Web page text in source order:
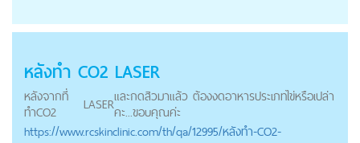
หลังทำ CO2 LASER
หลังจากที่
ทำCO2
LASERและกดสิวมาแล้ว ต้องงดอาหารประเภทไข่หรือเปล่า
คะ...ขอบคุณค่ะ
https://www.rcskinclinic.com/th/qa/12995/หลังทำ-CO2-